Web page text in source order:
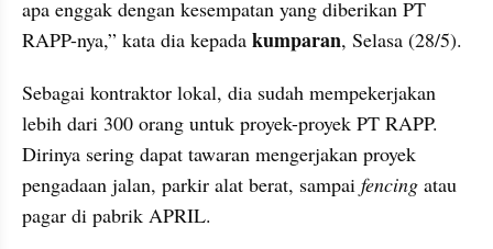
apa enggak dengan kesempatan yang diberikan PT
RAPP-nya,” kata dia kepada kumparan, Selasa (28/5).
Sebagai kontraktor lokal, dia sudah mempekerjakan
lebih dari 300 orang untuk proyek-proyek PT RAPP.
Dirinya sering dapat tawaran mengerjakan proyek
pengadaan jalan, parkir alat berat, sampai fencing atau
pagar di pabrik APRIL.